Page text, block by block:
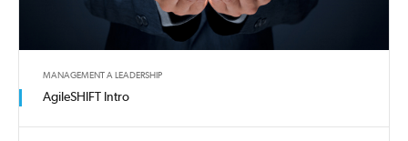
MANAGEMENT A LEADERSHIP
AgileSHIFT Intro